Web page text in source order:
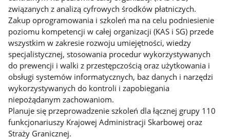
związanych z analizą cyfrowych środków płatniczych.
Zakup oprogramowania i szkoleń ma na celu podniesienie
poziomu kompetencji w całej organizacji (KAS i SG) przede
wszystkim w zakresie rozwoju umiejętności, wiedzy
specjalistycznej, stosowania procedur wykorzystywanych
do prewencji i walki z przestępczością oraz użytkowania i
obsługi systemów informatycznych, baz danych i narzędzi
wykorzystywanych do kontroli i zapobiegania
niepożądanym zachowaniom.
Planuje się przeprowadzenie szkoleń dla łącznej grupy 110
funkcjonariuszy Krajowej Administracji Skarbowej oraz
Straży Granicznej.